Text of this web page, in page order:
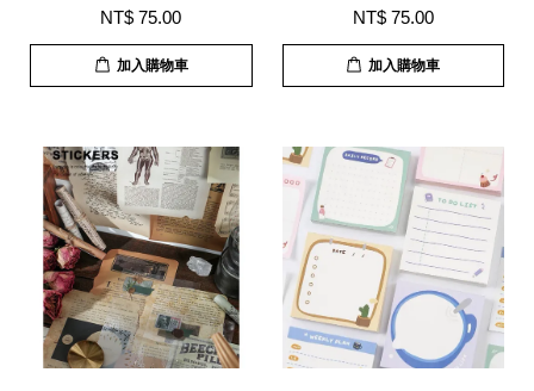
NT$ 75.00
加入購物車
NT$ 75.00
加入購物車